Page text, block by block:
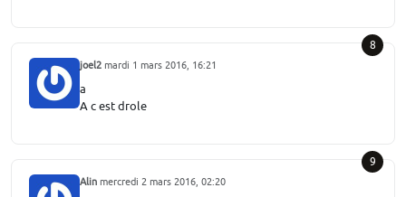
8
joel2 mardi 1 mars 2016, 16:21
a
A c est drole
9
Alin mercredi 2 mars 2016, 02:20